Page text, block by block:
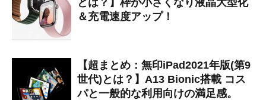
とは？】枠が小さくなり液晶大型化
＆充電速度アップ！
【超まとめ：無印iPad2021年版(第9
世代)とは？】A13 Bionic搭載 コス
パと一般的な利用向けの満足感。